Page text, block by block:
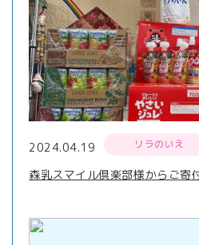
2024.04.19 リラのいえ
森乳スマイル倶楽部様からご寄